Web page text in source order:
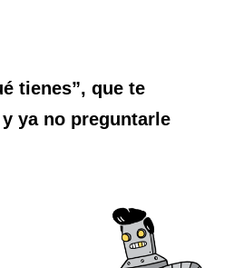
tienes”, que te
ya no preguntarle